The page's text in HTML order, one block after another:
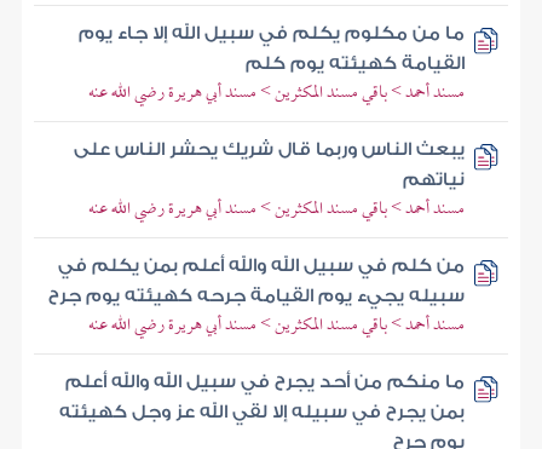
ما من مكلوم يكلم في سبيل الله إلا جاء يوم
القيامة كهيئته يوم كلم
مسند أحمد > باقي مسند المكثرين > مسند أبي هريرة رضي الله عنه
يبعث الناس وربما قال شريك يحشر الناس على
نياتهم
مسند أحمد > باقي مسند المكثرين > مسند أبي هريرة رضي الله عنه
من كلم في سبيل الله والله أعلم بمن يكلم في
سبيله يجيء يوم القيامة جرحه كهيئته يوم جرح
مسند أحمد > باقي مسند المكثرين > مسند أبي هريرة رضي الله عنه
ما منكم من أحد يجرح في سبيل الله والله أعلم
بمن يجرح في سبيله إلا لقي الله عز وجل كهيئته
يوم جرح